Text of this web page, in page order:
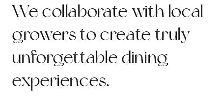
We collaborate with local
growers to create truly
unforgettable dining
experiences.